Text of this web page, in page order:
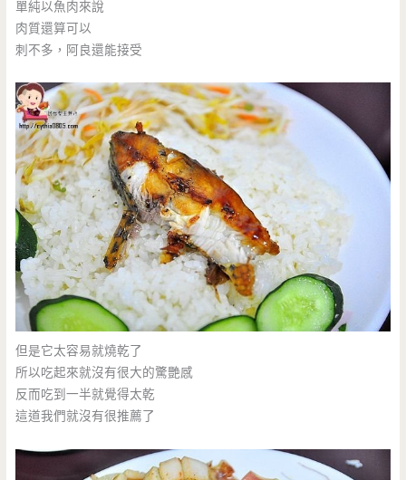
單純以魚肉來說
肉質還算可以
刺不多，阿良還能接受
但是它太容易就燒乾了
所以吃起來就沒有很大的驚艷感
反而吃到一半就覺得太乾
這道我們就沒有很推薦了